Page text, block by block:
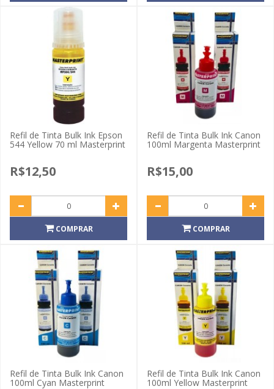
Refil de Tinta Bulk Ink Epson
544 Yellow 70 ml Masterprint
R$12,50
COMPRAR
Refil de Tinta Bulk Ink Canon
100ml Margenta Masterprint
R$15,00
COMPRAR
Refil de Tinta Bulk Ink Canon
100ml Cyan Masterprint
Refil de Tinta Bulk Ink Canon
100ml Yellow Masterprint